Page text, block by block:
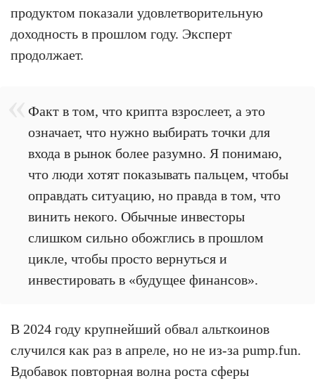
продуктом показали удовлетворительную
доходность в прошлом году. Эксперт
продолжает.
Факт в том, что крипта взрослеет, а это
означает, что нужно выбирать точки для
входа в рынок более разумно. Я понимаю,
что люди хотят показывать пальцем, чтобы
оправдать ситуацию, но правда в том, что
винить некого. Обычные инвесторы
слишком сильно обожглись в прошлом
цикле, чтобы просто вернуться и
инвестировать в «будущее финансов».
В 2024 году крупнейший обвал альткоинов
случился как раз в апреле, но не из-за pump.fun.
Вдобавок повторная волна роста сферы